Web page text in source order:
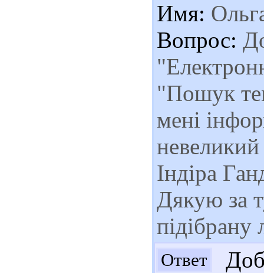
Имя:
Вопрос:
"Пошук
мені
невеликий
Індіра
Дякую за
підібрану
Ответ